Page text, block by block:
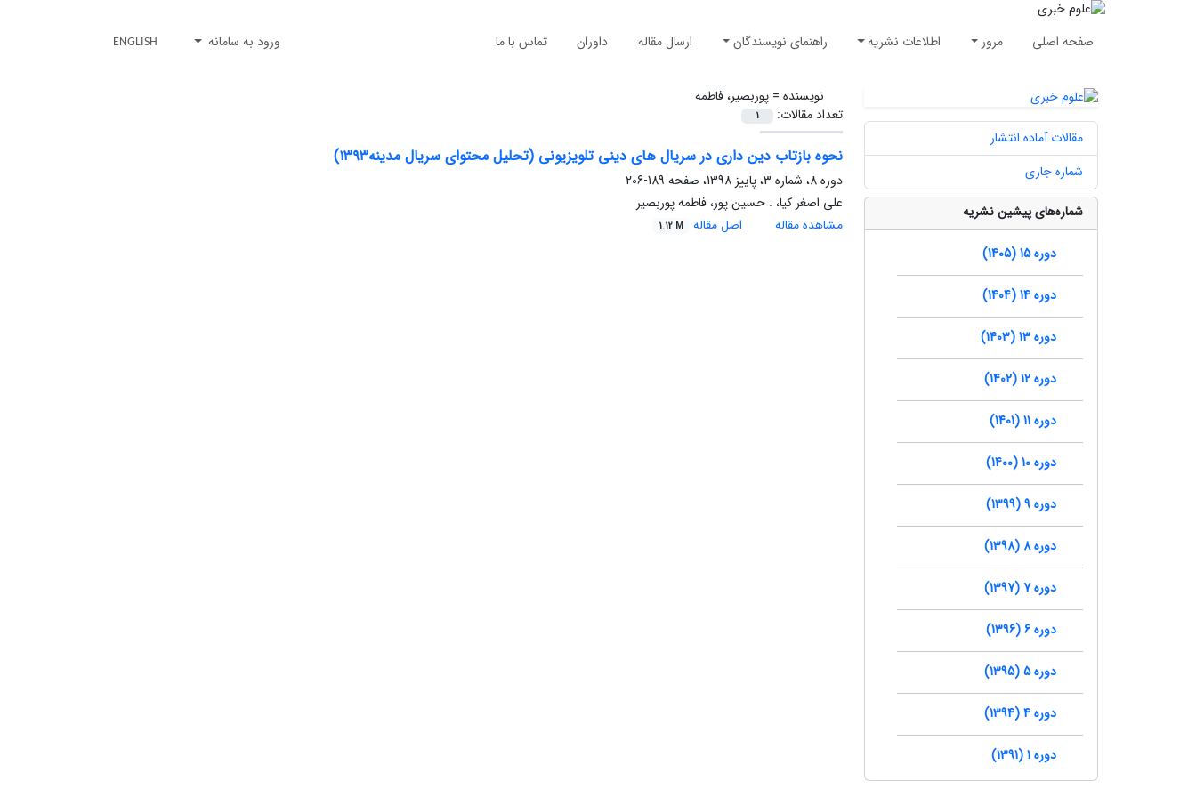
صفحه اصلی مرور اطلاعات نشریه راهنمای نویسندگان ارسال مقاله داوران تماس با ما ورود به سامانه ENGLISH
نویسنده =پوربصیر، فاطمه
تعداد مقالات:
1
نحوه بازتاب دین داری در سریال های دینی تلویزیونی (تحلیل محتوای سریال مدینه۱۳۹۳)
دوره 8، شماره 3، پاییز 1398، صفحه
189-206
علی اصغر کیا، . حسین پور، فاطمه پوربصیر
مشاهده مقاله
اصل مقاله 1.12 M
مقالات آماده انتشار
شماره جاری
شماره‌های پیشین نشریه
دوره 15 (1405)
دوره 14 (1404)
دوره 13 (1403)
دوره 12 (1402)
دوره 11 (1401)
دوره 10 (1400)
دوره 9 (1399)
دوره 8 (1398)
دوره 7 (1397)
دوره 6 (1396)
دوره 5 (1395)
دوره 4 (1394)
دوره 1 (1391)